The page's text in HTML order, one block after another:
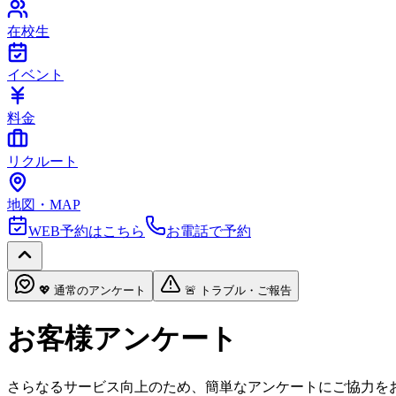
在校生
イベント
料金
リクルート
地図・MAP
WEB予約はこちら
お電話で予約
💖 通常のアンケート 🚨 トラブル・ご報告
お客様アンケート
さらなるサービス向上のため、簡単なアンケートにご協力を